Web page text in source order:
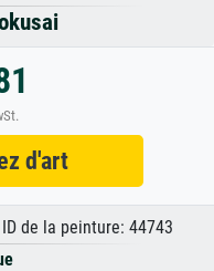
d'art
de la peinture: 44743